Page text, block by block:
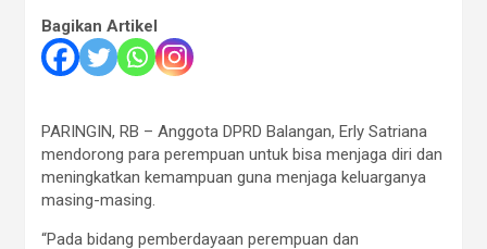
Bagikan Artikel
PARINGIN, RB – Anggota DPRD Balangan, Erly Satriana
mendorong para perempuan untuk bisa menjaga diri dan
meningkatkan kemampuan guna menjaga keluarganya
masing-masing.
“Pada bidang pemberdayaan perempuan dan